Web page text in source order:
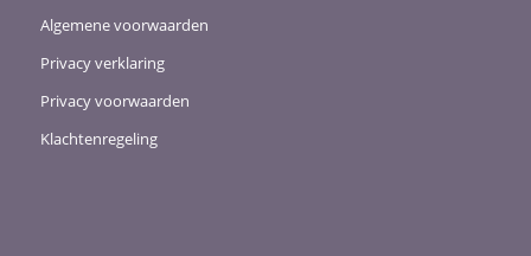
Algemene voorwaarden
Privacy verklaring
Privacy voorwaarden
Klachtenregeling